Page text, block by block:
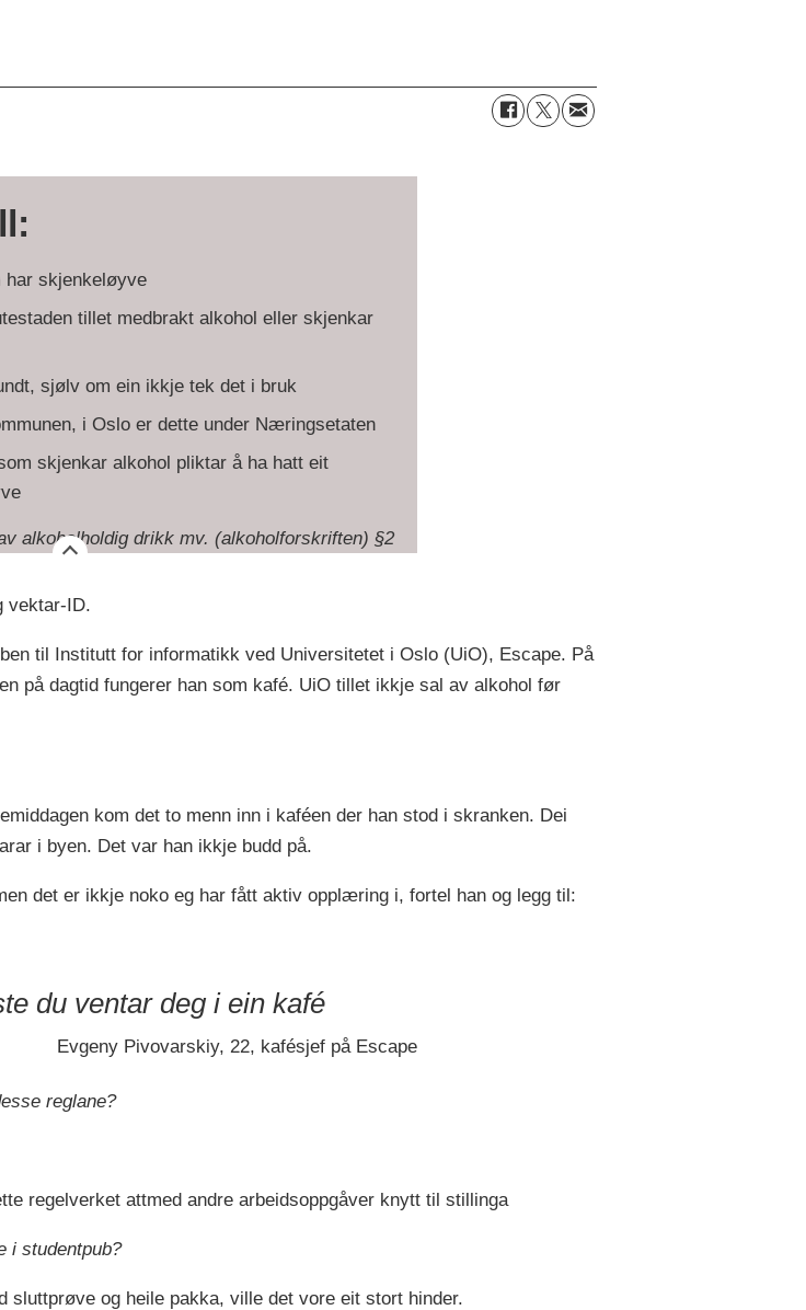
har skjenkeløyve
tillet medbrakt alkohol eller skjenkar
sjølv om ein ikkje tek det i bruk
i Oslo er dette under Næringsetaten
skjenkar alkohol pliktar å ha hatt eit
alkoholholdig drikk mv. (alkoholforskriften) §2
vektar-ID.
til Institutt for informatikk ved Universitetet i Oslo (UiO), Escape. På
på dagtid fungerer han som kafé. UiO tillet ikkje sal av alkohol før
kom det to menn inn i kaféen der han stod i skranken. Dei
i byen. Det var han ikkje budd på.
det er ikkje noko eg har fått aktiv opplæring i, fortel han og legg til:
du ventar deg i ein kafé
Evgeny Pivovarskiy, 22, kafésjef på Escape
reglane?
regelverket attmed andre arbeidsoppgåver knytt til stillinga
i studentpub?
sluttprøve og heile pakka, ville det vore eit stort hinder.